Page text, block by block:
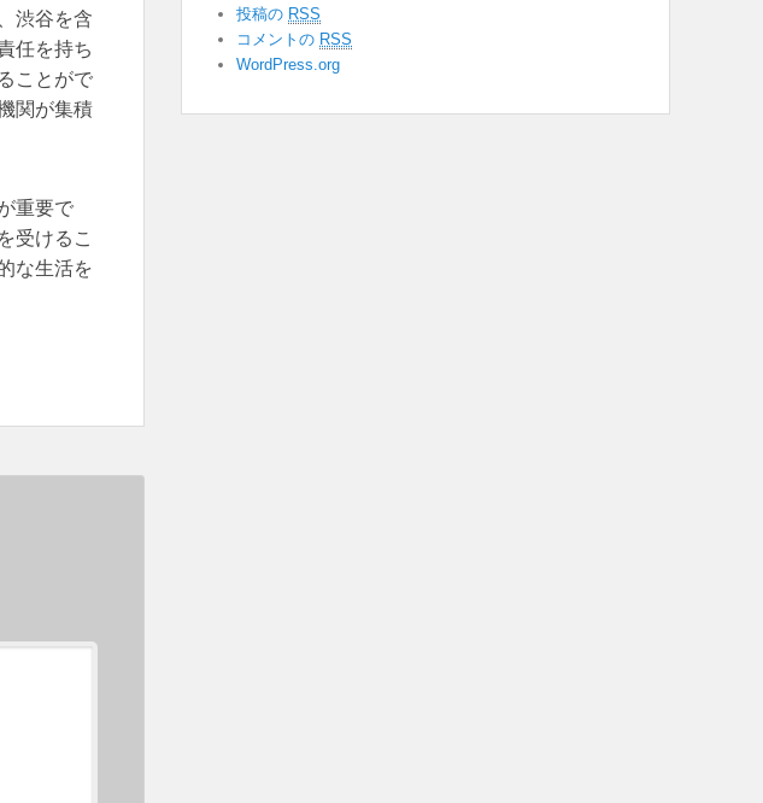
渋谷を含
任を持ち
ことがで
関が集積
重要で
受けるこ
な生活を
投稿の RSS
コメントの RSS
WordPress.org